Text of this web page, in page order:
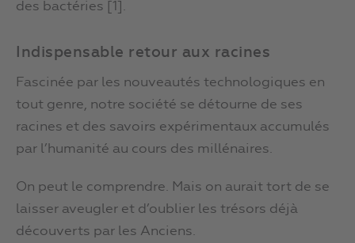
des bactéries [1].
Indispensable retour aux racines
Fascinée par les nouveautés technologiques en
tout genre, notre société se détourne de ses
racines et des savoirs expérimentaux accumulés
par l’humanité au cours des millénaires.
On peut le comprendre. Mais on aurait tort de se
laisser aveugler et d’oublier les trésors déjà
découverts par les Anciens.